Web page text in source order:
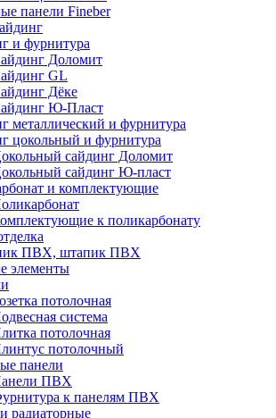
панели Fineber
и фурнитура
Доломит
GL
Дёке
Ю-Пласт
металлический и фурнитура
цокольный и фурнитура
сайдинг Доломит
сайдинг Ю-пласт
и комплектующие
к поликарбонату
ПВХ, штапик ПВХ
элементы
потолочная
система
потолочная
потолочный
панели
ПВХ
к панелям ПВХ
радиаторные